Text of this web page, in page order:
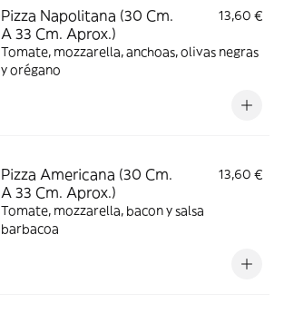
Pizza Napolitana (30 Cm.
A 33 Cm. Aprox.)
13,60 €
Tomate, mozzarella, anchoas, olivas negras
y orégano
Pizza Americana (30 Cm.
A 33 Cm. Aprox.)
13,60 €
Tomate, mozzarella, bacon y salsa
barbacoa